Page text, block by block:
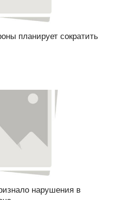
планирует сократить
нарушения в